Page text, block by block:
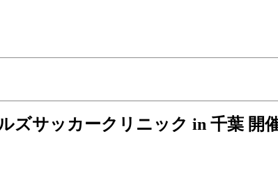
ズサッカークリニック in 千葉 開